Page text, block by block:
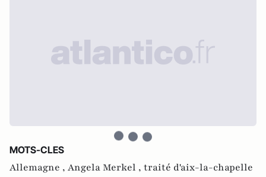
MOTS-CLES
Allemagne , Angela Merkel , traité d'aix-la-chapelle